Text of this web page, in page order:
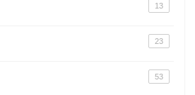
13
23
53